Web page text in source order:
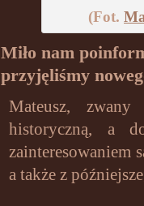
(Fot.
Miło nam
przyjęliśmy
Mateusz,
historyczną, a
zainteresowaniem
a także z